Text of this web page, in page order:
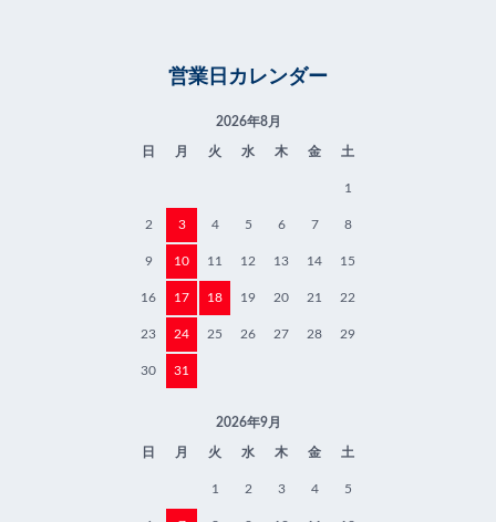
営業日カレンダー
2026年8月
日 月 火 水 木 金 土
1
2 3 4 5 6 7 8
9 10 11 12 13 14 15
16 17 18 19 20 21 22
23 24 25 26 27 28 29
30 31
2026年9月
日 月 火 水 木 金 土
1 2 3 4 5